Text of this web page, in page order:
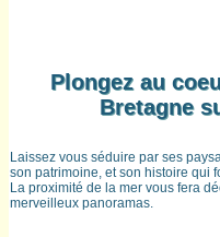
Plongez au
Bretagne
Laissez vous séduire par ses
son patrimoine, et son histoire qui
La proximité de la mer vous fera
merveilleux panoramas.